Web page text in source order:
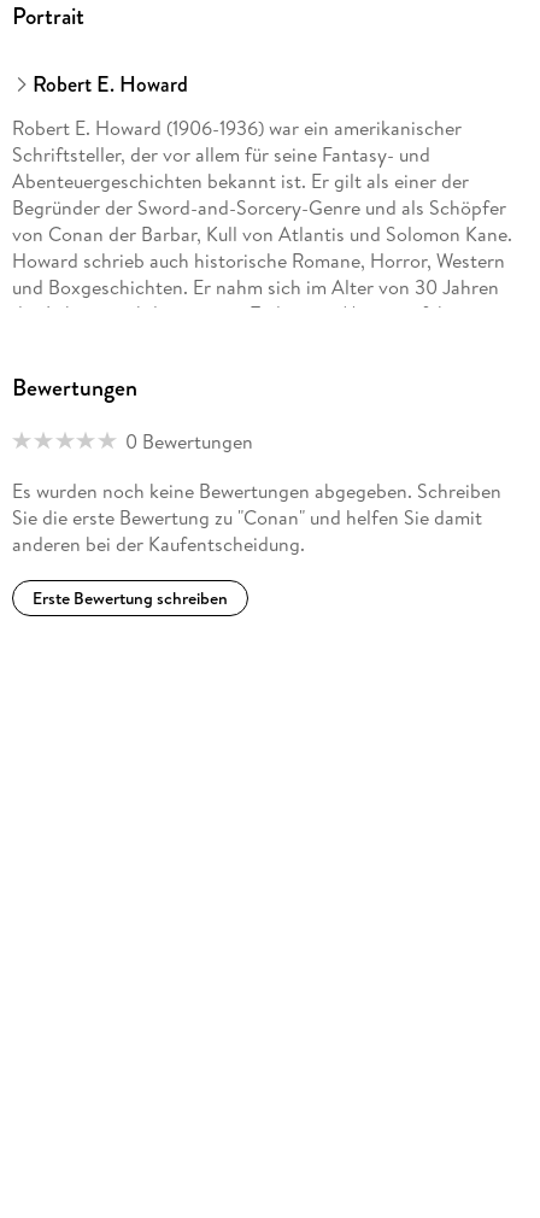
Portrait
Robert E. Howard
Robert E. Howard (1906-1936) war ein amerikanischer
Schriftsteller, der vor allem für seine Fantasy- und
Abenteuergeschichten bekannt ist. Er gilt als einer der
Begründer der Sword-and-Sorcery-Genre und als Schöpfer
von Conan der Barbar, Kull von Atlantis und Solomon Kane.
Howard schrieb auch historische Romane, Horror, Western
und Boxgeschichten. Er nahm sich im Alter von 30 Jahren
das Leben, nachdem er vom Tod seiner Mutter erfahren
Bewertungen
0 Bewertungen
Es wurden noch keine Bewertungen abgegeben. Schreiben
Sie die erste Bewertung zu "Conan" und helfen Sie damit
anderen bei der Kaufentscheidung.
Erste Bewertung schreiben